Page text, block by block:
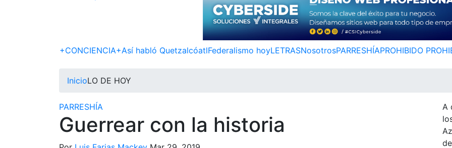
+CONCIENCIA+Así­ habló QuetzalcóatlFederalismo hoyLETRASNosotrosPARRESHÍAPROHIBIDO
InicioLO DE HOY
PARRESHÍA
Guerrear con la historia
A